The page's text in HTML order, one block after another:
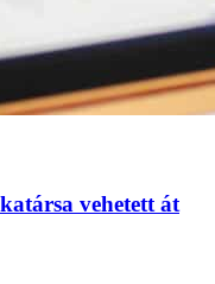
vehetett át